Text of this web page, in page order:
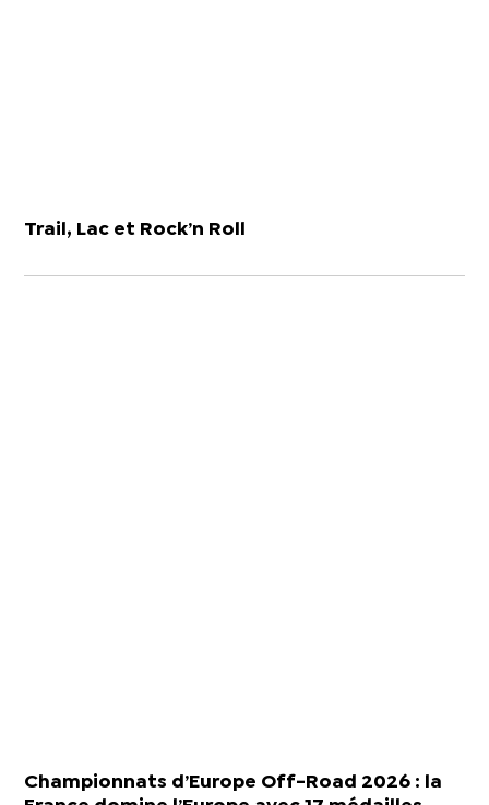
Trail, Lac et Rock’n Roll
Championnats d’Europe Off-Road 2026 : la